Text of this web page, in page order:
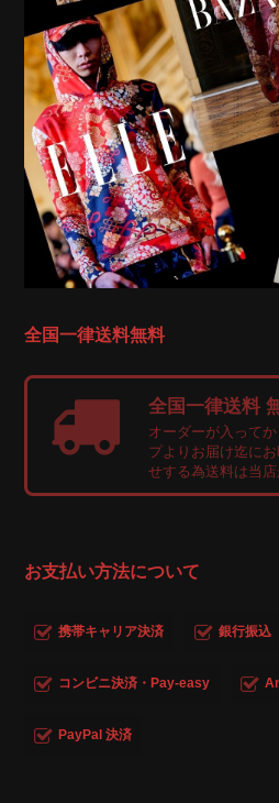
全国一律送料無料
全国一律送料
オーダーが入って
プよりお届け迄に
せする為送料は当店
お支払い方法について
携帯キャリア決済 銀行振込
コンビニ決済・Pay-easy
PayPal 決済